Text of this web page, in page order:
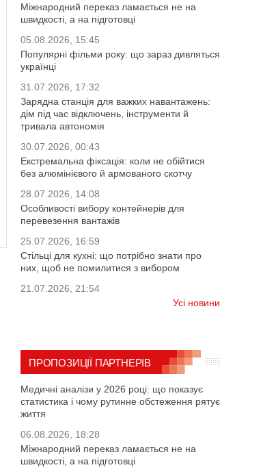
Міжнародний переказ ламається не на
швидкості, а на підготовці
05.08.2026, 15:45
Популярні фільми року: що зараз дивляться
українці
31.07.2026, 17:32
Зарядна станція для важких навантажень:
дім під час відключень, інструменти й
тривала автономія
30.07.2026, 00:43
Екстремальна фіксація: коли не обійтися
без алюмінієвого й армованого скотчу
28.07.2026, 14:08
Особливості вибору контейнерів для
перевезення вантажів
25.07.2026, 16:59
Стільці для кухні: що потрібно знати про
них, щоб не помилитися з вибором
21.07.2026, 21:54
Усі новини
ПРОПОЗИЦІЇ ПАРТНЕРІВ
Медичні аналізи у 2026 році: що показує
статистика і чому рутинне обстеження рятує
життя
06.08.2026, 18:28
Міжнародний переказ ламається не на
швидкості, а на підготовці